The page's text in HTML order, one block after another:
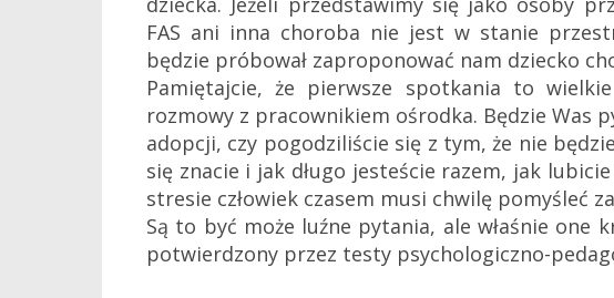
FAS ani inna choroba nie jest w stanie
będzie próbował zaproponować nam dziecko
Pamiętajcie, że pierwsze spotkania to
rozmowy z pracownikiem ośrodka. Będzie Was
adopcji, czy pogodziliście się z tym, że nie
się znacie i jak długo jesteście razem, jak
stresie człowiek czasem musi chwilę pomyśleć
Są to być może luźne pytania, ale właśnie
potwierdzony przez testy psychologiczno-